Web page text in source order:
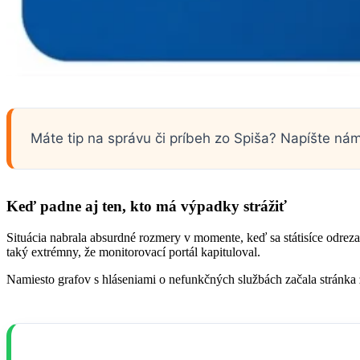
Máte tip na správu či príbeh zo Spiša? Napíšte
Keď padne aj ten, kto má výpadky strážiť
Situácia nabrala absurdné rozmery v momente, keď sa státisíce
taký extrémny, že monitorovací portál kapituloval.
Namiesto grafov s hláseniami o nefunkčných službách začala